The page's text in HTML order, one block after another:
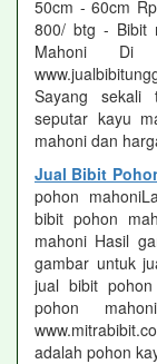
50cm - 60cm
800/ btg - Bibit
Mahoni Di
Sayang sekali
seputar kayu
mahoni dan
Jual Bibit
pohon
bibit pohon
mahoni Hasil
gambar untuk
jual bibit
pohon
adalah pohon